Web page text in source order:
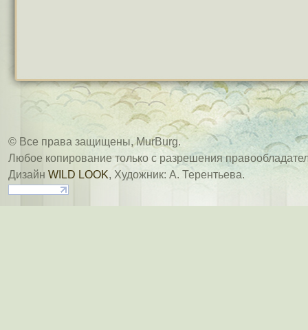
© Все права защищены, MurBurg.
Любое копирование только с разрешения
Дизайн WILD LOOK, Художник: А. Терентьева.